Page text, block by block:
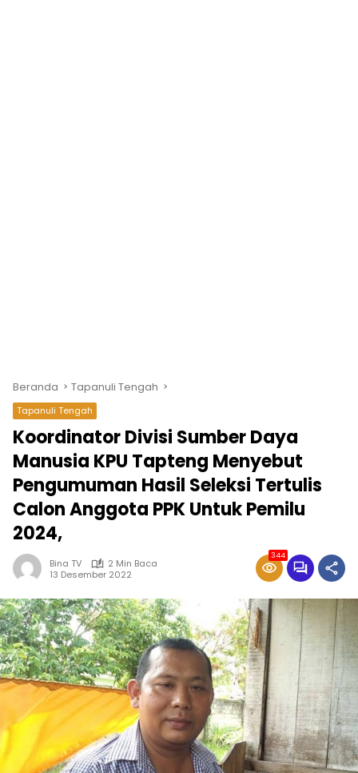
Beranda Tapanuli Tengah
Tapanuli Tengah
Koordinator Divisi Sumber Daya
Manusia KPU Tapteng Menyebut
Pengumuman Hasil Seleksi Tertulis
Calon Anggota PPK Untuk Pemilu
2024,
Bina TV
2 Min Baca
13 Desember 2022
344